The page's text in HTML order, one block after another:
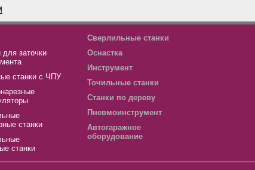
для заточки
станки с ЧПУ
станки
станки
Сверлильные станки
Оснастка
Инструмент
Точильные станки
Станки по дереву
Пневмоинструмент
Автогаражное
оборудование